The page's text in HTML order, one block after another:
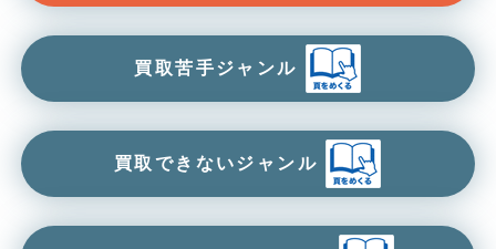
買取苦手ジャンル
買取できないジャンル